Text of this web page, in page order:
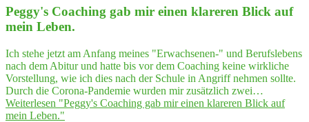
Peggy's Coa­ching gab mir einen kla­re­ren Blick auf
mein Leben.
Ich stehe jetzt am Anfang meines "Erwachsenen-" und Berufslebens
nach dem Abitur und hatte bis vor dem Coaching keine wirkliche
Vorstellung, wie ich dies nach der Schule in Angriff nehmen sollte.
Durch die Corona-Pandemie wurden mir zusätzlich zwei…
Weiterlesen "Peggy's Coa­ching gab mir einen kla­re­ren Blick auf
mein Leben."